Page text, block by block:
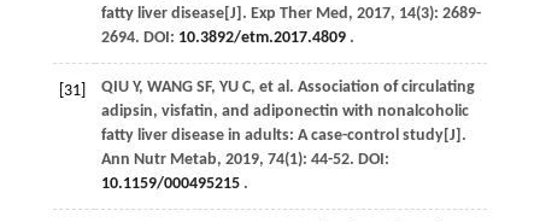
fatty liver disease[J]. Exp Ther Med , 2017, 14(3): 2689-
2694. DOI: 10.3892/etm.2017.4809.
[31] QIU Y, WANG SF, YU C, et al. Association of circulating
adipsin, visfatin, and adiponectin with nonalcoholic
fatty liver disease in adults: A case-control study[J].
Ann Nutr Metab, 2019, 74(1): 44-52. DOI:
10.1159/000495215.